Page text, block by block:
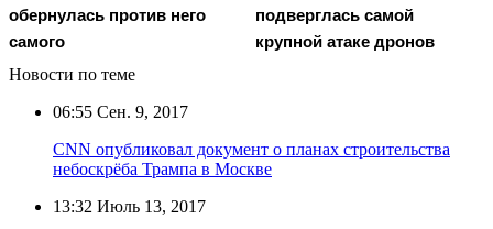
обернулась против него
самого
подверглась самой
крупной атаке дронов
Новости по теме
06:55 Сен. 9, 2017
CNN опубликовал документ о планах строительства
небоскрёба Трампа в Москве
13:32 Июль 13, 2017